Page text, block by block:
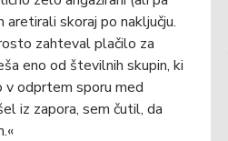
skoraj po naključju.
zahteval plačilo za
eno od številnih skupin, ki
v odprtem sporu med
iz zapora, sem čutil, da